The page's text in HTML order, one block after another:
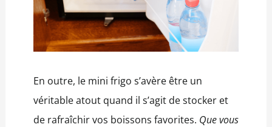
En outre, le mini frigo s’avère être un
véritable atout quand il s’agit de stocker et
de rafraîchir vos boissons favorites. Que vous